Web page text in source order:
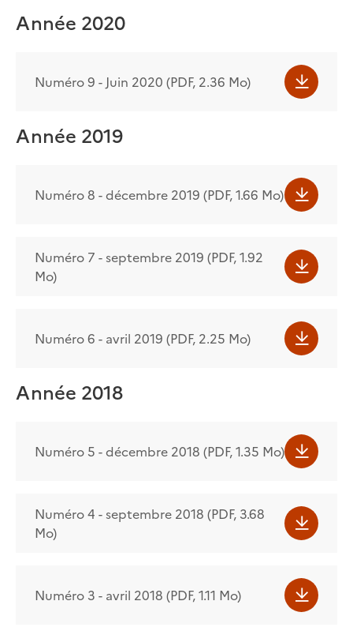
Année 2020
Numéro 9 - Juin 2020 (PDF, 2.36 Mo)
Année 2019
Numéro 8 - décembre 2019 (PDF, 1.66 Mo)
Numéro 7 - septembre 2019 (PDF, 1.92
Mo)
Numéro 6 - avril 2019 (PDF, 2.25 Mo)
Année 2018
Numéro 5 - décembre 2018 (PDF, 1.35 Mo)
Numéro 4 - septembre 2018 (PDF, 3.68
Mo)
Numéro 3 - avril 2018 (PDF, 1.11 Mo)